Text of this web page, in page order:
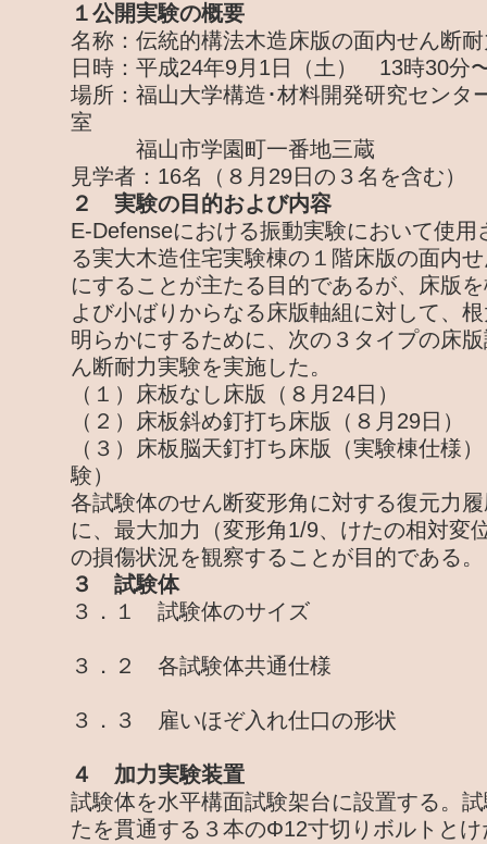
１公開実験の概要
名称：伝統的構法木造床版の面内せん断
日時：平成24年9月1日（土） 13時30分
場所：福山大学構造･材料開発研究センタ
室
福山市学園町一番地三蔵
見学者：16名（８月29日の３名を含む）
２ 実験の目的および内容
E-Defenseにおける振動実験において使用
る実大木造住宅実験棟の１階床版の面内
にすることが主たる目的であるが、床版
よび小ばりからなる床版軸組に対して、
明らかにするために、次の３タイプの床
ん断耐力実験を実施した。
（１）床板なし床版（８月24日）
（２）床板斜め釘打ち床版（８月29日）
（３）床板脳天釘打ち床版（実験棟仕様
験）
各試験体のせん断変形角に対する復元力
に、最大加力（変形角1/9、けたの相対変
の損傷状況を観察することが目的である。
３ 試験体
３．１ 試験体のサイズ
３．２ 各試験体共通仕様
３．３ 雇いほぞ入れ仕口の形状
４ 加力実験装置
試験体を水平構面試験架台に設置する。
たを貫通する３本のΦ12寸切りボルトと